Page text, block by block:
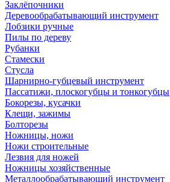
Заклёпочники
Деревообрабатывающий инструмент
Лобзики ручные
Пилы по дереву
Рубанки
Стамески
Стусла
Шарнирно-губцевый инструмент
Пассатижи, плоскогубцы и тонкогубцы
Бокорезы, кусачки
Клещи, зажимы
Болторезы
Ножницы, ножи
Ножи строительные
Лезвия для ножей
Ножницы хозяйственные
Металлообрабатывающий инструмент